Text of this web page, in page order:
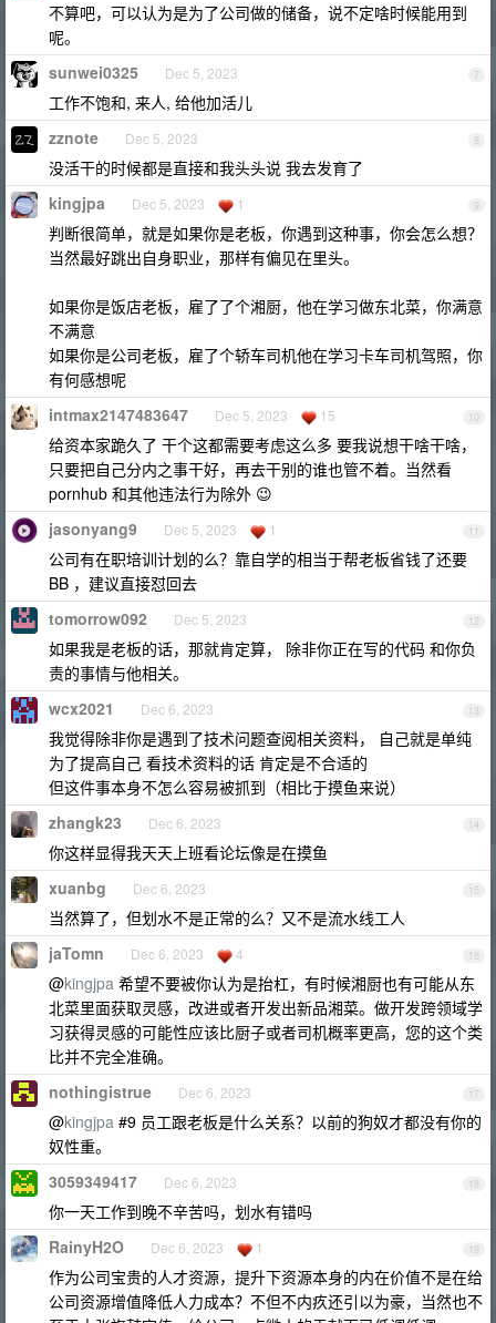
不算吧，可以认为是为了公司做的储备，说不定啥时候能用到
呢。
7
sunwei0325 Dec 5, 2023
工作不饱和, 来人, 给他加活儿
8
zznote Dec 5, 2023
没活干的时候都是直接和我头头说 我去发育了
9
kingjpa Dec 5, 2023 1
判断很简单，就是如果你是老板，你遇到这种事，你会怎么想？
当然最好跳出自身职业，那样有偏见在里头。
如果你是饭店老板，雇了了个湘厨，他在学习做东北菜，你满意
不满意
如果你是公司老板，雇了个轿车司机他在学习卡车司机驾照，你
有何感想呢
10
intmax2147483647 Dec 5, 2023 15
给资本家跪久了 干个这都需要考虑这么多 要我说想干啥干啥，
只要把自己分内之事干好，再去干别的谁也管不着。当然看
pornhub 和其他违法行为除外 😉
11
jasonyang9 Dec 5, 2023 1
公司有在职培训计划的么？靠自学的相当于帮老板省钱了还要
BB ，建议直接怼回去
12
tomorrow092 Dec 5, 2023
如果我是老板的话，那就肯定算， 除非你正在写的代码 和你负
责的事情与他相关。
13
wcx2021 Dec 6, 2023
我觉得除非你是遇到了技术问题查阅相关资料， 自己就是单纯
为了提高自己 看技术资料的话 肯定是不合适的
但这件事本身不怎么容易被抓到（相比于摸鱼来说）
14
zhangk23 Dec 6, 2023
你这样显得我天天上班看论坛像是在摸鱼
15
xuanbg Dec 6, 2023
当然算了，但划水不是正常的么？又不是流水线工人
16
jaTomn Dec 6, 2023 4
@kingjpa 希望不要被你认为是抬杠，有时候湘厨也有可能从东
北菜里面获取灵感，改进或者开发出新品湘菜。做开发跨领域学
习获得灵感的可能性应该比厨子或者司机概率更高，您的这个类
比并不完全准确。
17
nothingistrue Dec 6, 2023
@kingjpa #9 员工跟老板是什么关系？以前的狗奴才都没有你的
奴性重。
18
3059349417 Dec 6, 2023
你一天工作到晚不辛苦吗，划水有错吗
19
RainyH2O Dec 6, 2023 1
作为公司宝贵的人才资源，提升下资源本身的内在价值不是在给
公司资源增值降低人力成本？不但不内疚还引以为豪，当然也不